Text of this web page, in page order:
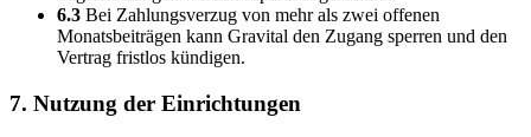
6.3 Bei Zahlungsverzug von mehr als zwei offenen
Monatsbeiträgen kann Gravital den Zugang sperren und den
Vertrag fristlos kündigen.
7. Nutzung der Einrichtungen